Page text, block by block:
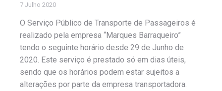
7 Julho 2020
O Serviço Público de Transporte de Passageiros é
realizado pela empresa “Marques Barraqueiro”
tendo o seguinte horário desde 29 de Junho de
2020. Este serviço é prestado só em dias úteis,
sendo que os horários podem estar sujeitos a
alterações por parte da empresa transportadora.